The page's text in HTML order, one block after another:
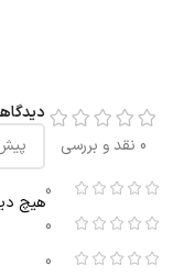
0 نقد و بررسی
0
0
0
هیچ